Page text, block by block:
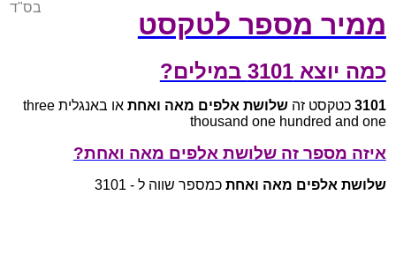
ממיר מספר לטקסט
בס"ד
כמה יוצא 3101 במילים?
3101 כטקסט זהשלושת אלפים מאה ואחת
או באנגלית three
thousand one hundred and one
איזה מספר זה שלושת אלפים מאה ואחת?
שלושת אלפים מאה ואחת כמספר שווה ל - 3101